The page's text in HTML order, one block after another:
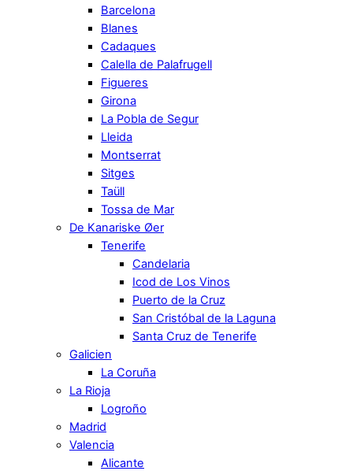
Barcelona
Blanes
Cadaques
Calella de Palafrugell
Figueres
Girona
La Pobla de Segur
Lleida
Montserrat
Sitges
Taüll
Tossa de Mar
De Kanariske Øer
Tenerife
Candelaria
Icod de Los Vinos
Puerto de la Cruz
San Cristóbal de la Laguna
Santa Cruz de Tenerife
Galicien
La Coruña
La Rioja
Logroño
Madrid
Valencia
Alicante